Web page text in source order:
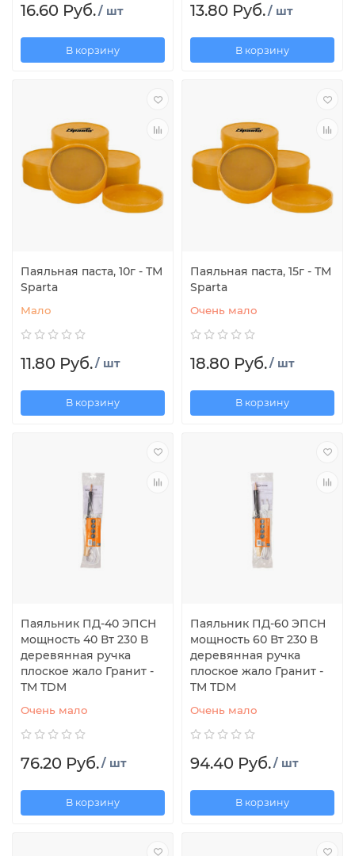
16.60 Руб./ шт
В корзину
13.80 Руб./ шт
В корзину
Паяльная паста, 10г - ТМ
Sparta
Мало
11.80 Руб./ шт
В корзину
Паяльная паста, 15г - ТМ
Sparta
Очень мало
18.80 Руб./ шт
В корзину
Паяльник ПД-40 ЭПСН
мощность 40 Вт 230 В
деревянная ручка
плоское жало Гранит -
ТМ TDM
Очень мало
76.20 Руб./ шт
В корзину
Паяльник ПД-60 ЭПСН
мощность 60 Вт 230 В
деревянная ручка
плоское жало Гранит -
TM TDM
Очень мало
94.40 Руб./ шт
В корзину